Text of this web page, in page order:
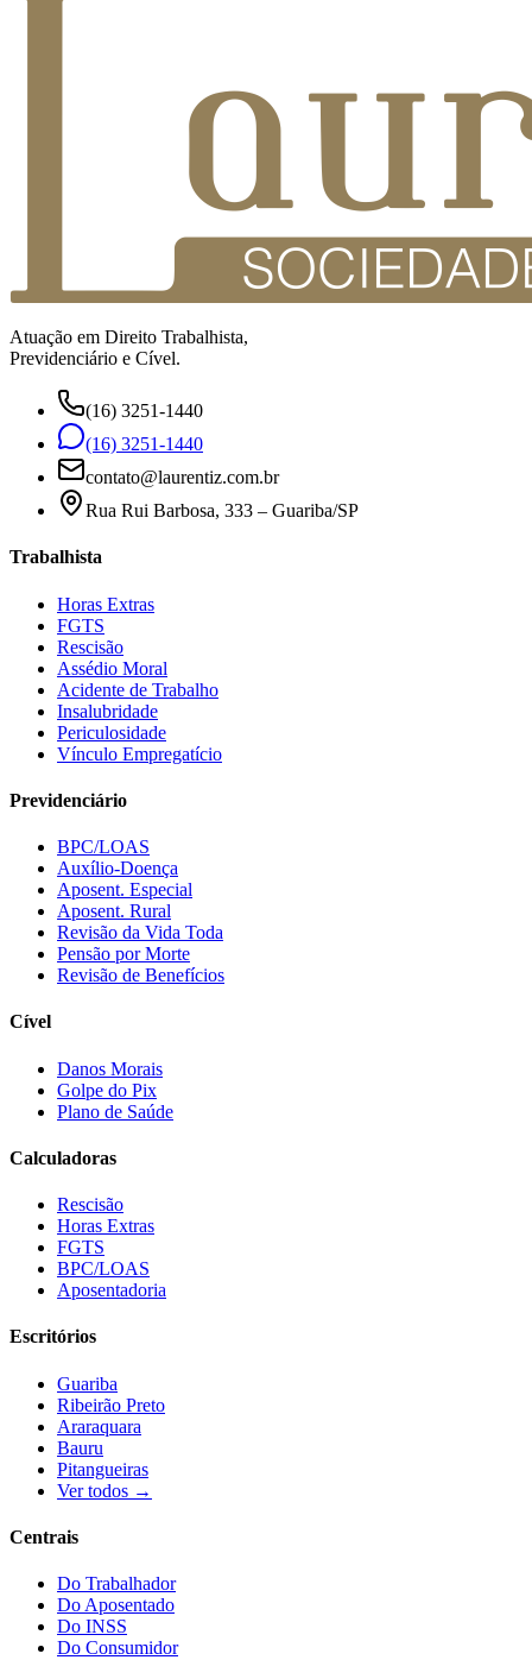
Atuação em Direito Trabalhista,
Previdenciário e Cível.
(16) 3251-1440
(16) 3251-1440
contato@laurentiz.com.br
Rua Rui Barbosa, 333 – Guariba/SP
Trabalhista
Horas Extras
FGTS
Rescisão
Assédio Moral
Acidente de Trabalho
Insalubridade
Periculosidade
Vínculo Empregatício
Previdenciário
BPC/LOAS
Auxílio-Doença
Aposent. Especial
Aposent. Rural
Revisão da Vida Toda
Pensão por Morte
Revisão de Benefícios
Cível
Danos Morais
Golpe do Pix
Plano de Saúde
Calculadoras
Rescisão
Horas Extras
FGTS
BPC/LOAS
Aposentadoria
Escritórios
Guariba
Ribeirão Preto
Araraquara
Bauru
Pitangueiras
Ver todos →
Centrais
Do Trabalhador
Do Aposentado
Do INSS
Do Consumidor